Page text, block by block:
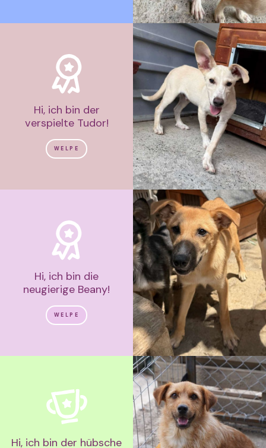
Hi, ich bin der
verspielte Tudor!
WELPE
Hi, ich bin die
neugierige Beany!
WELPE
Hi, ich bin der hübsche